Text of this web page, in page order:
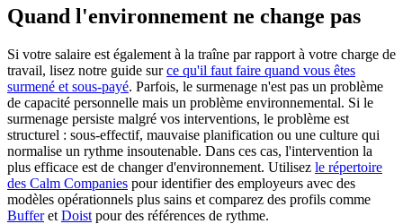
Quand l'environnement ne change pas
Si votre salaire est également à la traîne par rapport à votre charge de
travail, lisez notre guide surce qu'il faut faire quand vous êtes
surmené et sous-payé. Parfois, le surmenage n'est pas un problème
de capacité personnelle mais un problème environnemental. Si le
surmenage persiste malgré vos interventions, le problème est
structurel : sous-effectif, mauvaise planification ou une culture qui
normalise un rythme insoutenable. Dans ces cas, l'intervention la
plus efficace est de changer d'environnement. Utilisez le répertoire
des Calm Companies pour identifier des employeurs avec des
modèles opérationnels plus sains et comparez des profils comme
Bufferet Doist pour des références de rythme.